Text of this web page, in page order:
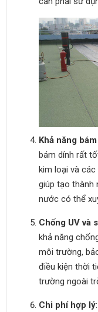
Khả năng
bám dính rất
kim loại và các
giúp tạo thành
nước có thể
Chống UV và
khả năng
môi trường,
điều kiện thời
trường ngoài
Chi phí hợp lý